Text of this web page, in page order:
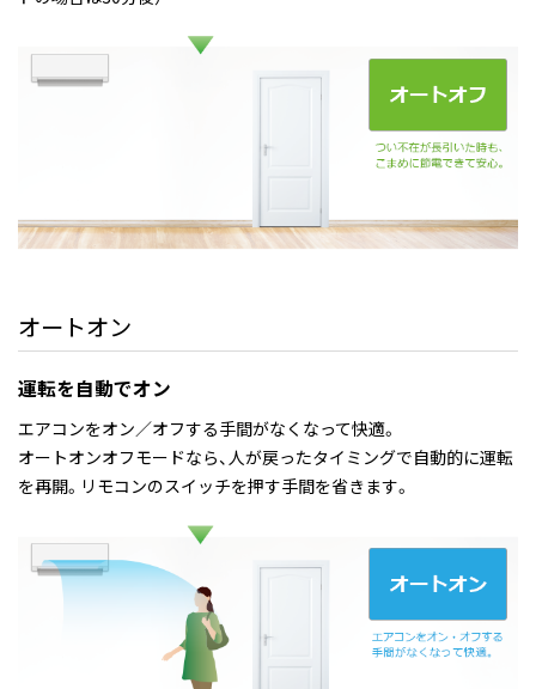
オートオン
運転を自動でオン
エアコンをオン／オフする手間がなくなって快適。
オートオンオフモードなら、人が戻ったタイミングで自動的に運転
を再開。リモコンのスイッチを押す手間を省きます。